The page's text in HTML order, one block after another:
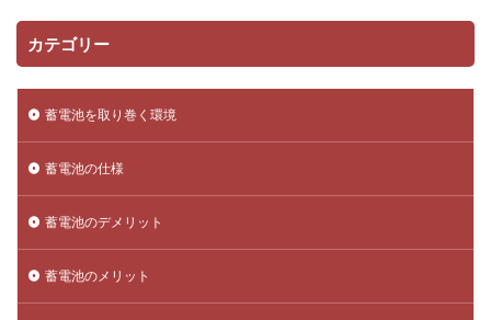
カテゴリー
蓄電池を取り巻く環境
蓄電池の仕様
蓄電池のデメリット
蓄電池のメリット